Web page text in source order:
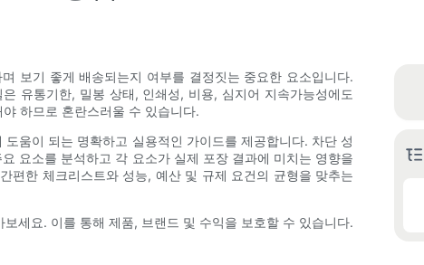
보기 좋게 배송되는지 여부를 결정짓는 중요한 요소입니다.
유통기한, 밀봉 상태, 인쇄성, 비용, 심지어 지속가능성에도
하므로 혼란스러울 수 있습니다.
움이 되는 명확하고 실용적인 가이드를 제공합니다. 차단 성
요소를 분석하고 각 요소가 실제 포장 결과에 미치는 영향을
편한 체크리스트와 성능, 예산 및 규제 요건의 균형을 맞추는
세요. 이를 통해 제품, 브랜드 및 수익을 보호할 수 있습니다.